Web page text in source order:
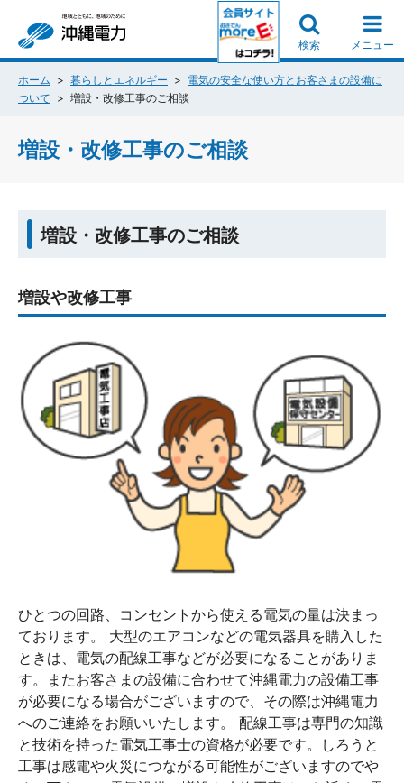
検索 メニュー
ホーム 暮らしとエネルギー
電気の安全な使い方とお客さまの設備に
ついて
増設・改修工事のご相談
増設・改修工事のご相談
増設・改修工事のご相談
増設や改修工事
ひとつの回路、コンセントから使える電気の量は決まっ
ております。 大型のエアコンなどの電気器具を購入した
ときは、電気の配線工事などが必要になることがありま
す。またお客さまの設備に合わせて沖縄電力の設備工事
が必要になる場合がございますので、その際は沖縄電力
へのご連絡をお願いいたします。 配線工事は専門の知識
と技術を持った電気工事士の資格が必要です。しろうと
工事は感電や火災につながる可能性がございますのでや